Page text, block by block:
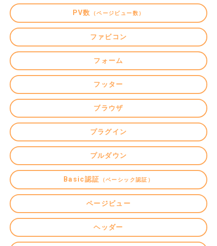
PV数 （ページビュー数）
ファビコン
フォーム
フッター
ブラウザ
プラグイン
プルダウン
Basic認証 （ベーシック認証）
ページビュー
ヘッダー